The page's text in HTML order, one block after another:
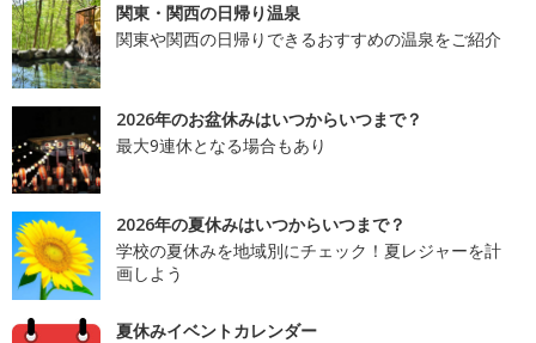
関東・関西の日帰り温泉
関東や関西の日帰りできるおすすめの温泉をご紹介
2026年のお盆休みはいつからいつまで？
最大9連休となる場合もあり
2026年の夏休みはいつからいつまで？
学校の夏休みを地域別にチェック！夏レジャーを計
画しよう
夏休みイベントカレンダー